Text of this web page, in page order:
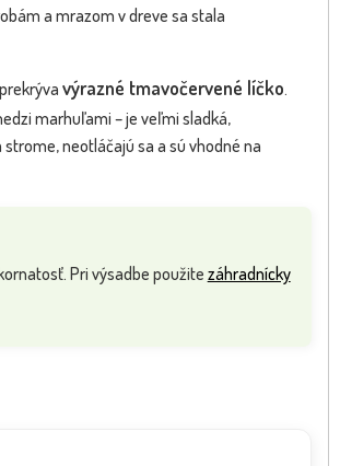
'Early Orang...
a mrazom v dreve sa stala
výrazné tmavočervené líčko.
marhuľami – je veľmi sladká,
neotláčajú sa a sú vhodné na
Pri výsadbe použite záhradnícky